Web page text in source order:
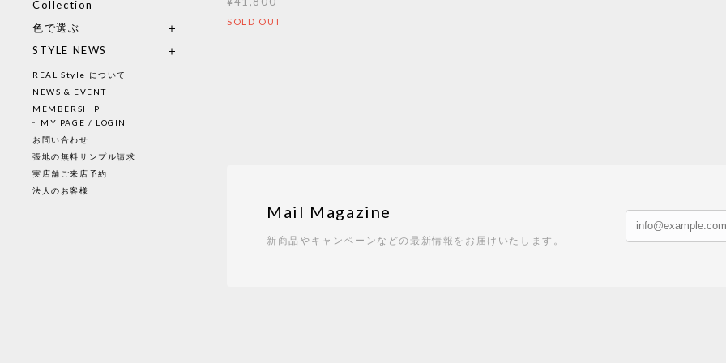
Collection
色で選ぶ
STYLE NEWS
REAL Style について
NEWS & EVENT
MEMBERSHIP
MY PAGE / LOGIN
お問い合わせ
張地の無料サンプル請求
実店舗ご来店予約
法人のお客様
SOLD OUT
Mail Magazine
新商品やキャンペーンなどの最新情報をお届けいたします。